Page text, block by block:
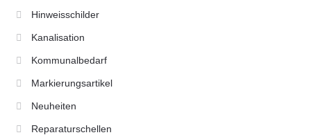
Hinweisschilder
Kanalisation
Kommunalbedarf
Markierungsartikel
Neuheiten
Reparaturschellen